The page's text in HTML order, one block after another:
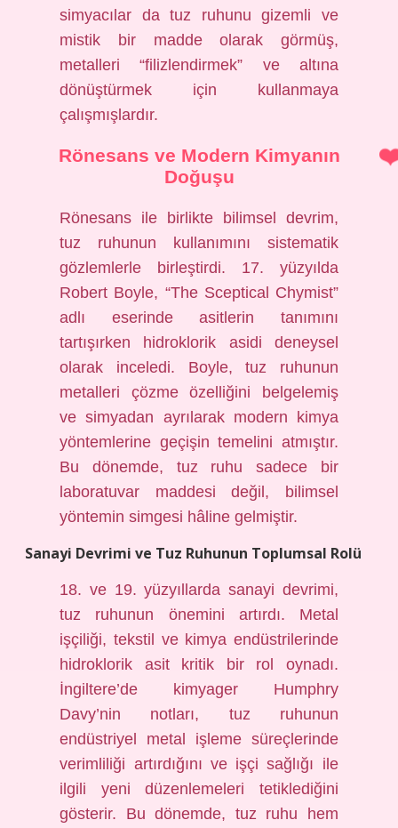
simyacılar da tuz ruhunu gizemli ve
mistik bir madde olarak görmüş,
metalleri “filizlendirmek” ve altına
dönüştürmek için kullanmaya
çalışmışlardır.
Rönesans ve Modern Kimyanın
Doğuşu
Rönesans ile birlikte bilimsel devrim,
tuz ruhunun kullanımını sistematik
gözlemlerle birleştirdi. 17. yüzyılda
Robert Boyle, “The Sceptical Chymist”
adlı eserinde asitlerin tanımını
tartışırken hidroklorik asidi deneysel
olarak inceledi. Boyle, tuz ruhunun
metalleri çözme özelliğini belgelemiş
ve simyadan ayrılarak modern kimya
yöntemlerine geçişin temelini atmıştır.
Bu dönemde, tuz ruhu sadece bir
laboratuvar maddesi değil, bilimsel
yöntemin simgesi hâline gelmiştir.
Sanayi Devrimi ve Tuz Ruhunun Toplumsal Rolü
18. ve 19. yüzyıllarda sanayi devrimi,
tuz ruhunun önemini artırdı. Metal
işçiliği, tekstil ve kimya endüstrilerinde
hidroklorik asit kritik bir rol oynadı.
İngiltere’de kimyager Humphry
Davy’nin notları, tuz ruhunun
endüstriyel metal işleme süreçlerinde
verimliliği artırdığını ve işçi sağlığı ile
ilgili yeni düzenlemeleri tetiklediğini
gösterir. Bu dönemde, tuz ruhu hem